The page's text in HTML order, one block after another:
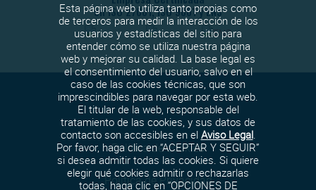
en ISO 27001, ISO 9001 y ENS
Política de cookies
Política de Privacidad
Esta página web utiliza tanto propias como
de terceros para medir la interacción de los
usuarios y estadísticas del sitio para
entender cómo se utiliza nuestra página
web y mejorar su calidad. La base legal es
el consentimiento del usuario, salvo en el
caso de las cookies técnicas, que son
imprescindibles para navegar por esta web.
El titular de la web, responsable del
tratamiento de las cookies, y sus datos de
contacto son accesibles en el Aviso Legal.
Por favor, haga clic en “ACEPTAR Y SEGUIR”
si desea admitir todas las cookies. Si quiere
elegir qué cookies admitir o rechazarlas
todas, haga clic en “OPCIONES DE